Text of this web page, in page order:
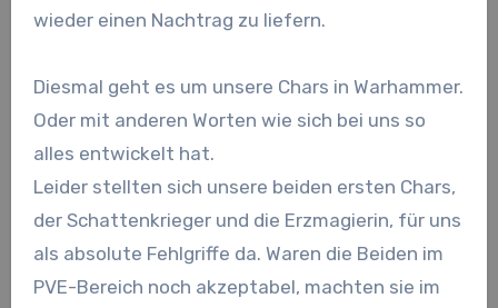
wieder einen Nachtrag zu liefern.
Diesmal geht es um unsere Chars in Warhammer.
Oder mit anderen Worten wie sich bei uns so
alles entwickelt hat.
Leider stellten sich unsere beiden ersten Chars,
der Schattenkrieger und die Erzmagierin, für uns
als absolute Fehlgriffe da. Waren die Beiden im
PVE-Bereich noch akzeptabel, machten sie im